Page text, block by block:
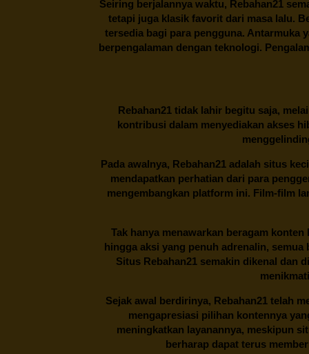
Seiring berjalannya waktu, Rebahan21
tetapi juga klasik favorit dari masa lalu.
tersedia bagi para pengguna. Antarmuka
berpengalaman dengan teknologi.
Rebahan21tidak lahir begitu saja,
kontribusi dalam menyediakan akses
Pada awalnya, Rebahan21adalah situs
mendapatkan perhatian dari para
mengembangkan platform ini. Film-film
Tak hanya menawarkan beragam
hingga aksi yang penuh adrenalin,
Situs Rebahan21 semakin dikenal dan
Sejak awal berdirinya, Rebahan21 telah
mengapresiasi pilihan kontennya
meningkatkan layanannya, meskipun
berharap dapat terus